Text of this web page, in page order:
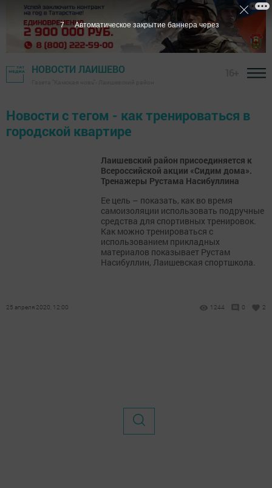
НОВОСТИ ЛАИШЕВО
Новости с тегом - как тренироваться в
городской квартире
Лаишевский район присоединяется к
Всероссийской акции «Сидим дома».
Тренажеры Рустама Насибуллина
Ее цель – показать, как во время
самоизоляции использовать подручные
средства для спортивных тренировок.
Как можно тренироваться с
использованием прикладных
материалов показывает Рустам
Насибуллин, Лаишевская спортшкола.
25 апреля 2020, 12:00 1244 0 2
7 Автоматическое закрытие баннера через